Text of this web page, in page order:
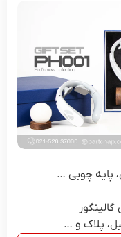
پایه چوبی …
پلاک و …